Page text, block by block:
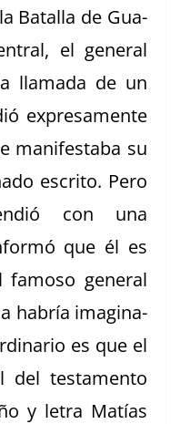
Batal­la de Gua­
el gen­er­al
lla­ma­da de un
expre­sa­mente
man­i­festa­ba su
escrito. Pero
con una
que él es
famoso gen­er­al
habría imag­i­na­
es que el
del tes­ta­men­to
y letra Matías